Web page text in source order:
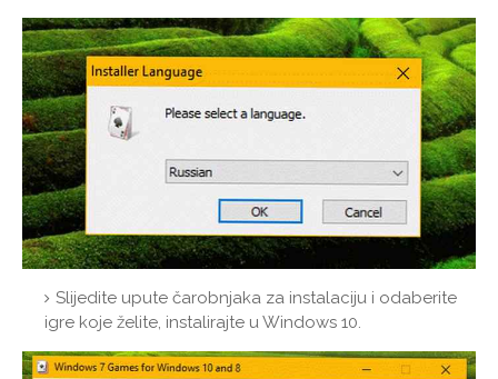
Slijedite upute čarobnjaka za instalaciju i odaberite
igre koje želite, instalirajte u Windows 10.